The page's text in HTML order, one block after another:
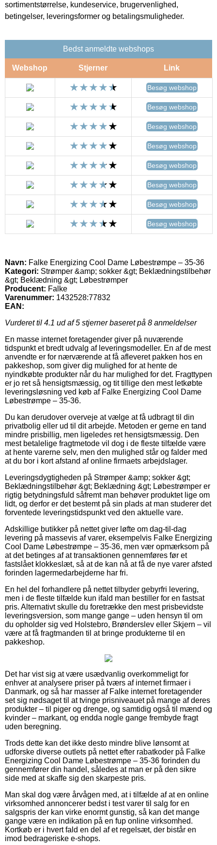
sortimentstørrelse, kundeservice, brugervenlighed,
betingelser, leveringsformer og betalingsmuligheder.
Bedst anmeldte webshops
Webshop Stjerner Link
Besøg webshop
Besøg webshop
Besøg webshop
Besøg webshop
Besøg webshop
Besøg webshop
Besøg webshop
Besøg webshop
Navn: Falke Energizing Cool Dame Løbestrømpe – 35-36
Kategori: Strømper &amp; sokker &gt; Beklædningstilbehør
&gt; Beklædning &gt; Løbestrømper
Producent: Falke
Varenummer: 1432528:77832
EAN:
Vurderet til 4.1 ud af 5 stjerner baseret på 8 anmeldelser
En masse internet foretagender giver på nuværende
tidspunkt et bredt udvalg af leveringsmodeller. En af de mest
anvendte er for nærværende at få afleveret pakken hos en
pakkeshop, som giver dig mulighed for at hente de
nyindkøbte produkter når du har mulighed for det. Fragttypen
er jo ret så hensigtsmæssig, og tit tillige den mest letkøbte
leveringsløsning ved køb af Falke Energizing Cool Dame
Løbestrømpe – 35-36.
Du kan derudover overveje at vælge at få udbragt til din
privatbolig eller ud til dit arbejde. Metoden er gerne en tand
mindre prisbillig, men ligeledes ret hensigtsmæssig. Den
mest betalelige fragtmetode vil dog i de fleste tilfælde være
at hente varerne selv, men den mulighed står og falder med
at du bor i kort afstand af online firmaets arbejdslager.
Leveringsdygtigheden på Strømper &amp; sokker &gt;
Beklædningstilbehør &gt; Beklædning &gt; Løbestrømper er
rigtig betydningsfuld såfremt man behøver produktet lige om
lidt, og derfor er det bestemt på sin plads at man studerer det
forventede leveringstidspunkt ved den aktuelle vare.
Adskillige butikker på nettet giver løfte om dag-til-dag
levering på massevis af varer, eksempelvis Falke Energizing
Cool Dame Løbestrømpe – 35-36, men vær opmærksom på
at det betinges af at transaktionen gennemføres før et
fastslået klokkeslæt, så at de kan nå at få de nye varer afsted
forinden lagermedarbejderne har fri.
En hel del forhandlere på nettet tilbyder gebyrfri levering,
men i de fleste tilfælde kun ifald man bestiller for en fastsat
pris. Alternativt skulle du foretrække den mest prisbevidste
leveringsversion, som mange gange – uden hensyn til om
du opholder sig ved Holstebro, Brønderslev eller Skjern – vil
være at få fragtmanden til at bringe produkterne til en
pakkeshop.
Det har vist sig at være usædvanlig overkommeligt for
enhver at analysere priser på tværs af internet firmaer i
Danmark, og så har masser af Falke internet foretagender
set sig nødsaget til at tvinge prisniveauet på mange af deres
produkter – til piger og drenge, og samtidig også til mænd og
kvinder – markant, og endda nogle gange frembyde fragt
uden beregning.
Trods dette kan det ikke desto mindre blive lønsomt at
udforske diverse outlets på nettet efter rabatkoder på Falke
Energizing Cool Dame Løbestrømpe – 35-36 forinden du
gennemfører din handel, således at man er på den sikre
side med at skaffe sig den skarpeste pris.
Man skal dog være årvågen med, at i tilfælde af at en online
virksomhed annoncerer bedst i test varer til salg for en
salgspris der kan virke enormt gunstig, så kan det mange
gange være en indikation på en fup online virksomhed.
Kortkøb er i hvert fald en del af et regelsæt, der bistår en
imod bedrageriske e-shops.